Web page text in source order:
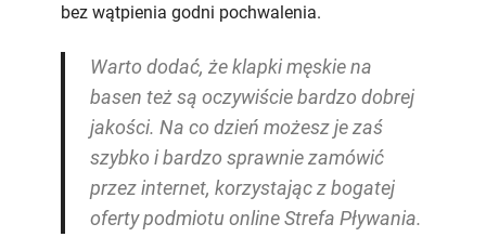
bez wątpienia godni pochwalenia.
Warto dodać, że klapki męskie na
basen też są oczywiście bardzo dobrej
jakości. Na co dzień możesz je zaś
szybko i bardzo sprawnie zamówić
przez internet, korzystając z bogatej
oferty podmiotu online Strefa Pływania.